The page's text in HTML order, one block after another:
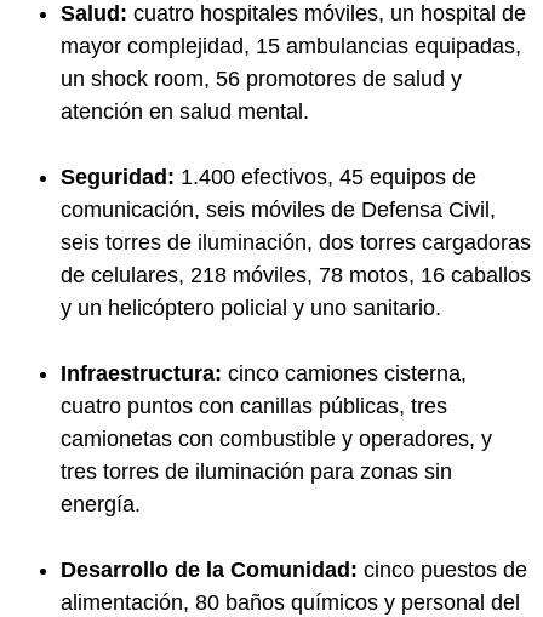
Salud: cuatro hospitales móviles, un hospital de
mayor complejidad, 15 ambulancias equipadas,
un shock room, 56 promotores de salud y
atención en salud mental.
Seguridad: 1.400 efectivos, 45 equipos de
comunicación, seis móviles de Defensa Civil,
seis torres de iluminación, dos torres cargadoras
de celulares, 218 móviles, 78 motos, 16 caballos
y un helicóptero policial y uno sanitario.
Infraestructura: cinco camiones cisterna,
cuatro puntos con canillas públicas, tres
camionetas con combustible y operadores, y
tres torres de iluminación para zonas sin
energía.
Desarrollo de la Comunidad: cinco puestos de
alimentación, 80 baños químicos y personal del